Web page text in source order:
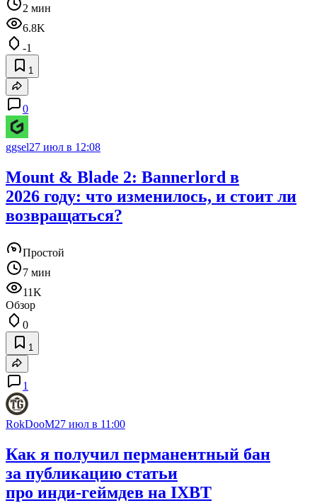
2 мин
6.8K
-1
1
0
ggsel27 июл в 12:08
Mount & Blade 2: Bannerlord в
2026 году: что изменилось, и стоит ли
возвращаться?
Простой
7 мин
11K
Обзор
0
1
1
RokDooM27 июл в 11:00
Как я получил перманентный бан
за публикацию статьи
про инди‑геймдев на IXBT